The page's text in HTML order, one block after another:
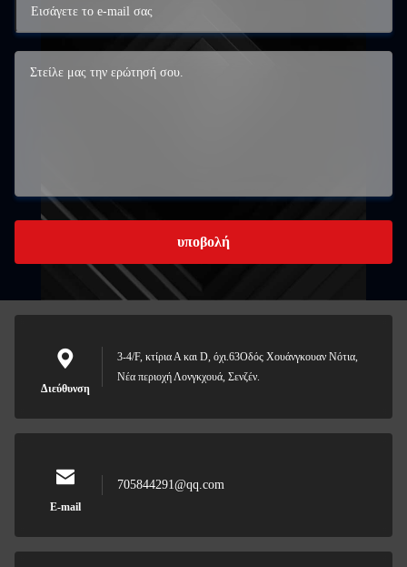
υποβολή
Διεύθυνση
3-4/F, κτίρια Α και D, όχι.63Οδός Χουάνγκουαν Νότια,
Νέα περιοχή Λονγκχουά, Σενζέν.
E-mail
705844291@qq.com